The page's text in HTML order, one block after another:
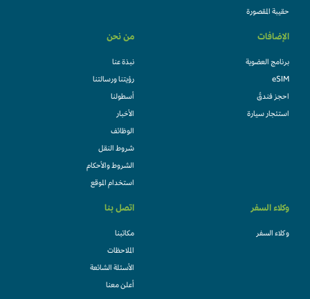
حقيبة المقصورة
الإضافات
برنامج العضوية
eSIM
احجز فندقً
استئجار سيارة
من نحن
نبذة عنا
رؤيتنا ورسالتنا
أسطولنا
الأخبار
الوظائف
شروط النقل
الشروط والأحكام
استخدام الموقع
وكلاء السفر
وكلاء السفر
اتصل بنا
مكاتبنا
الملاحظات
الأسئلة الشائعة
أعلن معنا